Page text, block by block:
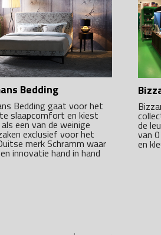
Bedding
Bedding gaat voor het
slaapcomfort en kiest
een van de weinige
exclusief voor het
merk Schramm waar
innovatie hand in hand
de
van
en